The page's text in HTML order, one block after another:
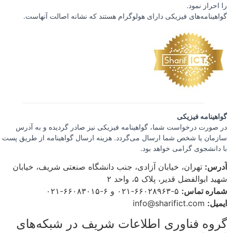
را احراز نمود.
گواهینامه‌های فیزیکی دارای هولوگرام هستند که نشانه اصالت آنهاست.
گواهینامه فیزیکی
در صورت درخواست شما، گواهینامه فیزیکی نیز صادر گردیده و به آدرس
سازمان یا شخص شما ارسال می‌گردد. هزینه ارسال گواهینامه از طریق پست
با دانشجوی گرامی خواهد بود.
آدرس: تهران، خیابان آزادی، جنب دانشگاه صنعتی شریف، خیابان
شهید ابوالفضل قدیر، پلاک ۵، واحد ۲
شماره تماس:
ایمیل:
گروه فناوری اطلاعات شریف در شبکه‌های